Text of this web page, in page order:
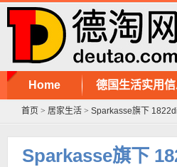
Home 德国生活实用
首页 > 居家生活 > Sparkasse旗下
Sparkasse旗下